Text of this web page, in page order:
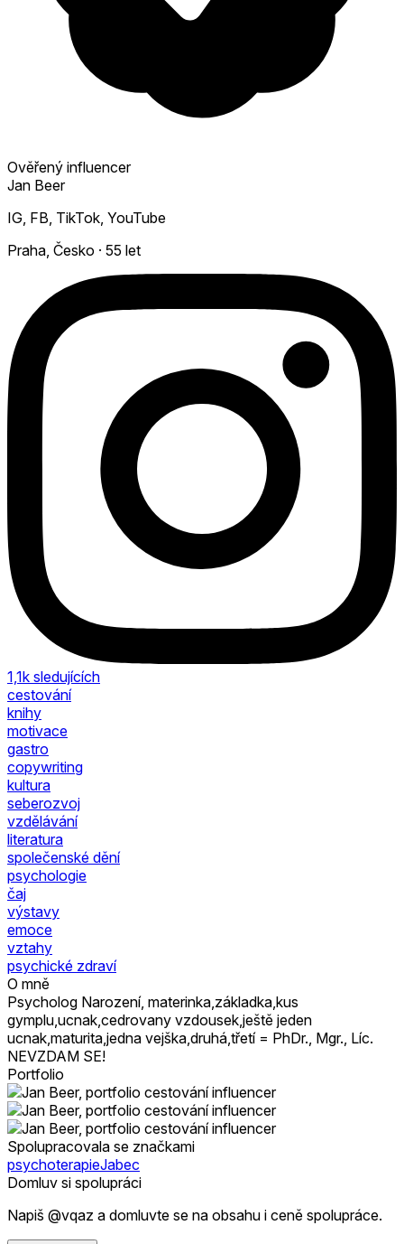
Ověřený influencer
Jan Beer
IG, FB, TikTok, YouTube
Praha, Česko · 55 let
1,1k sledujících
cestování
knihy
motivace
gastro
copywriting
kultura
seberozvoj
vzdělávání
literatura
společenské dění
psychologie
čaj
výstavy
emoce
vztahy
psychické zdraví
O mně
Psycholog Narození, materinka,základka,kus
gymplu,ucnak,cedrovany vzdousek,ještě jeden
ucnak,maturita,jedna vejška,druhá,třetí = PhDr., Mgr., Líc.
NEVZDAM SE!
Portfolio
Spolupracovala se značkami
psychoterapieJabec
Domluv si spolupráci
Napiš @vqaz a domluvte se na obsahu i ceně spolupráce.